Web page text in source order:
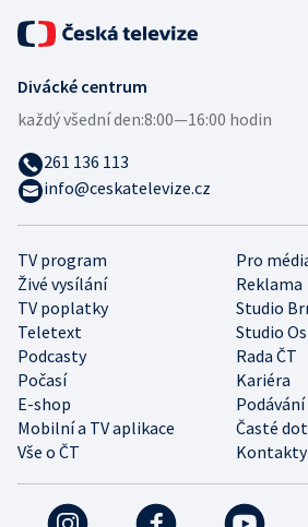
TV program
Pro
Živé vysílání
Reklama
TV poplatky
Studio
Teletext
Studio
Podcasty
Rada ČT
Počasí
Kariéra
E-shop
Mobilní a TV aplikace
Časté
Vše o ČT
Kontakty
Divácké centrum
každý všední den:8:00—16:00 hodin
261 136 113
info@ceskatelevize.cz